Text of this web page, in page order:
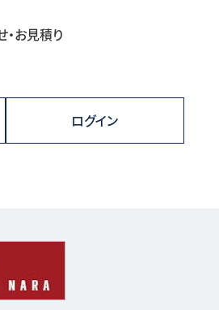
・お見積り
ログイン